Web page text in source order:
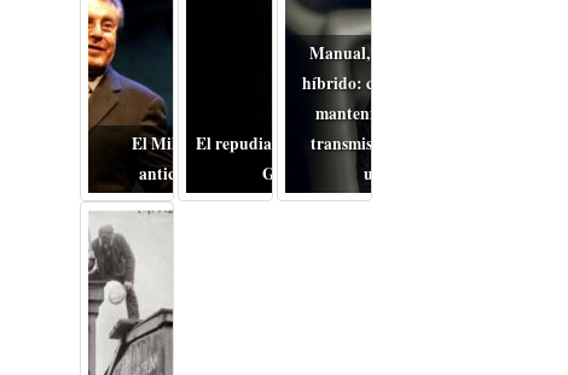
El Miloš Forman
anticomunista
El repudiable drama de la
Guerra
Manual, automático o
híbrido: cómo cambia el
mantenimiento de la
transmisión en coches
usados